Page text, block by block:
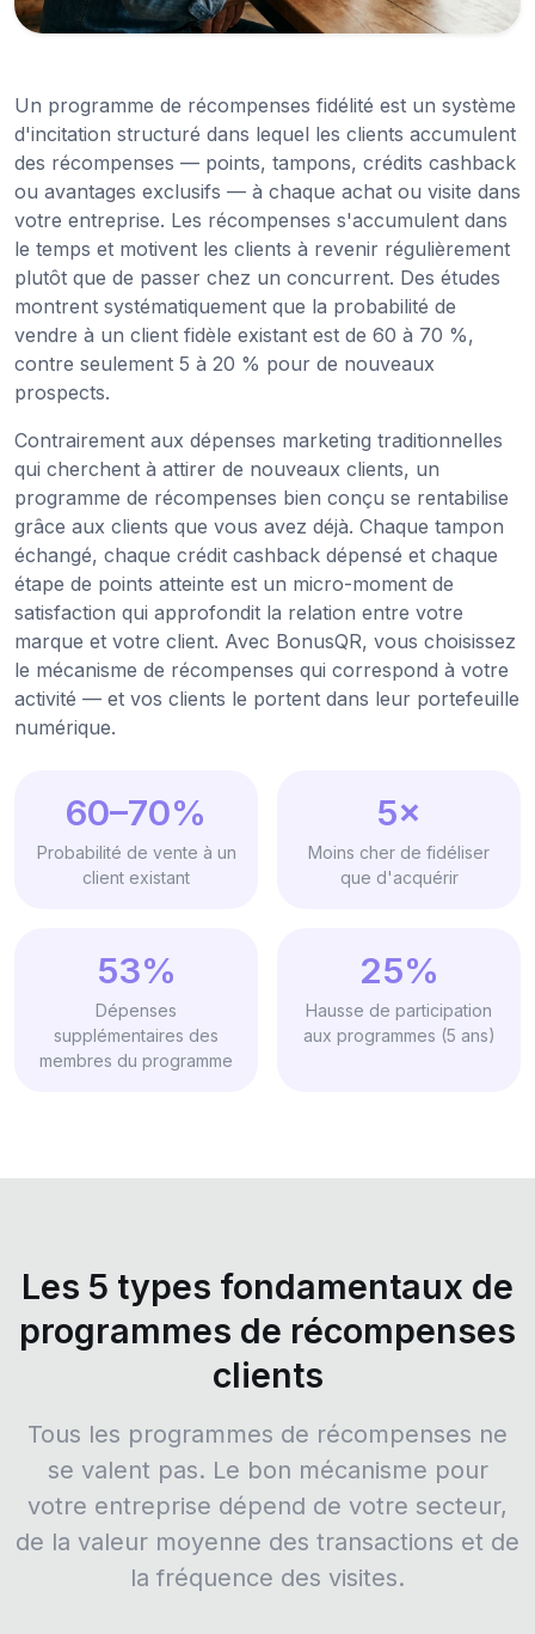
Un programme de récompenses fidélité est un système
d'incitation structuré dans lequel les clients accumulent
des récompenses — points, tampons, crédits cashback
ou avantages exclusifs — à chaque achat ou visite dans
votre entreprise. Les récompenses s'accumulent dans
le temps et motivent les clients à revenir régulièrement
plutôt que de passer chez un concurrent. Des études
montrent systématiquement que la probabilité de
vendre à un client fidèle existant est de 60 à 70 %,
contre seulement 5 à 20 % pour de nouveaux
prospects.
Contrairement aux dépenses marketing traditionnelles
qui cherchent à attirer de nouveaux clients, un
programme de récompenses bien conçu se rentabilise
grâce aux clients que vous avez déjà. Chaque tampon
échangé, chaque crédit cashback dépensé et chaque
étape de points atteinte est un micro-moment de
satisfaction qui approfondit la relation entre votre
marque et votre client. Avec BonusQR, vous choisissez
le mécanisme de récompenses qui correspond à votre
activité — et vos clients le portent dans leur portefeuille
numérique.
60–70%
Probabilité de vente à un
client existant
5×
Moins cher de fidéliser
que d'acquérir
53%
Dépenses
supplémentaires des
membres du programme
25%
Hausse de participation
aux programmes (5 ans)
Les 5 types fondamentaux de
programmes de récompenses
clients
Tous les programmes de récompenses ne
se valent pas. Le bon mécanisme pour
votre entreprise dépend de votre secteur,
de la valeur moyenne des transactions et de
la fréquence des visites.